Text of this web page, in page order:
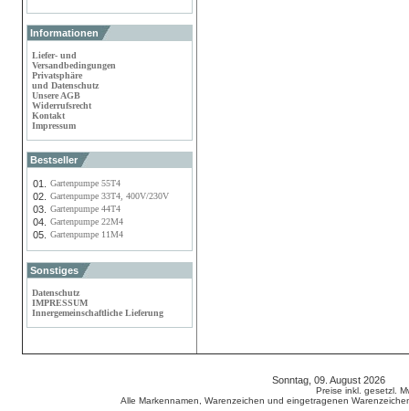
Informationen
Liefer- und
Versandbedingungen
Privatsphäre
und Datenschutz
Unsere AGB
Widerrufsrecht
Kontakt
Impressum
Bestseller
01. Gartenpumpe 55T4
02. Gartenpumpe 33T4, 400V/230V
03. Gartenpumpe 44T4
04. Gartenpumpe 22M4
05. Gartenpumpe 11M4
Sonstiges
Datenschutz
IMPRESSUM
Innergemeinschaftliche Lieferung
Sonntag, 09. August 2026
Preise inkl. gesetzl.
Alle Markennamen, Warenzeichen und eingetragenen